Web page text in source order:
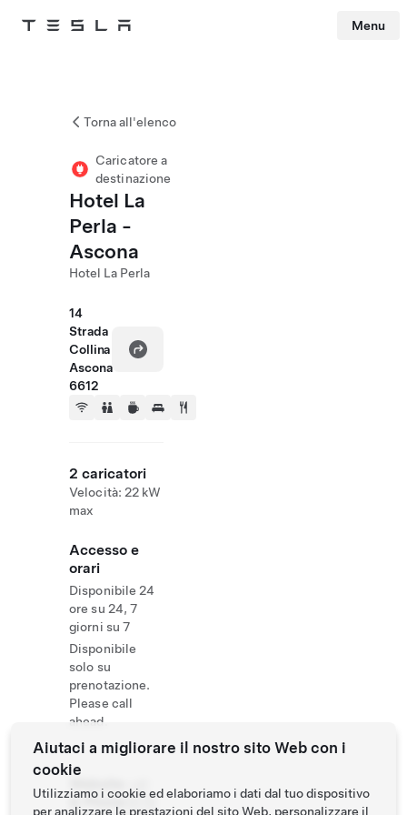
Tesla Menu
Torna all'elenco
Caricatore a
destinazione
Hotel La
Perla -
Ascona
Hotel La Perla
14
Strada
Collina
Ascona
6612
2 caricatori
Velocità: 22 kW
max
Accesso e
orari
Disponibile 24
ore su 24, 7
giorni su 7
Disponibile
solo su
prenotazione.
Please call
ahead.
& Phone9179
Aiutaci a migliorare il nostro sito Web con i
cookie
Utilizziamo i cookie ed elaboriamo i dati dal tuo dispositivo
per analizzare le prestazioni del sito Web, personalizzare il